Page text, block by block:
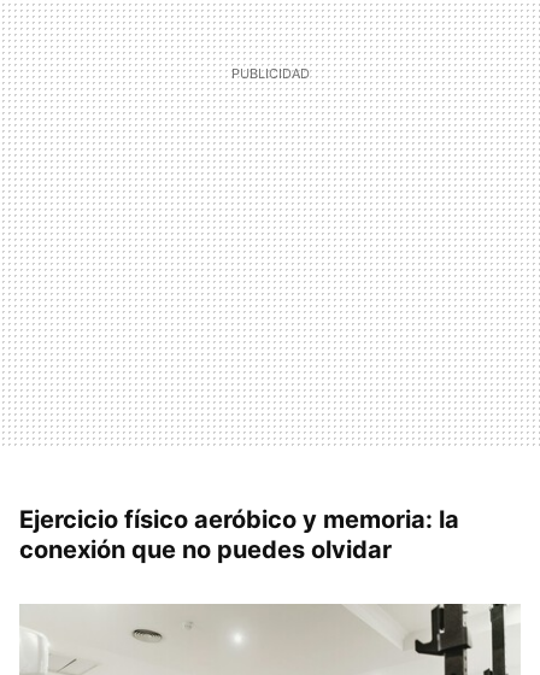
Ejercicio físico aeróbico y memoria: la
conexión que no puedes olvidar